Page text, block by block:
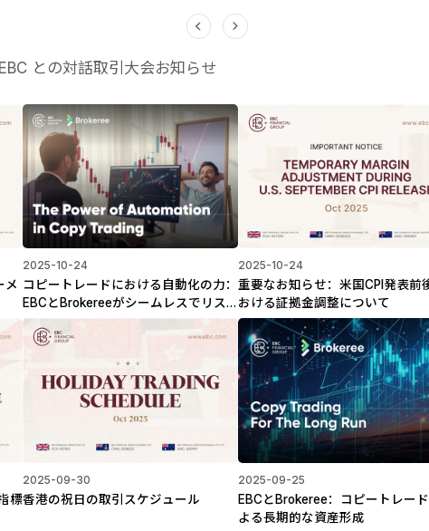
EBC との対話取引大会お知らせ
メ
2025-10-24
コピートレードにおける自動化の力：
EBCとBrokereeがシームレスでリス
ク管理された取引を実現する方法
2025-10-24
重要なお知らせ：米国CPI発表前
おける証拠金調整について
標
2025-09-30
香港の祝日の取引スケジュール
2025-09-25
EBCとBrokeree：コピートレー
よる長期的な資産形成